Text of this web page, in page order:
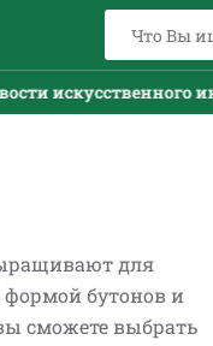
интеллекта →
для
формой бутонов и
сможете выбрать